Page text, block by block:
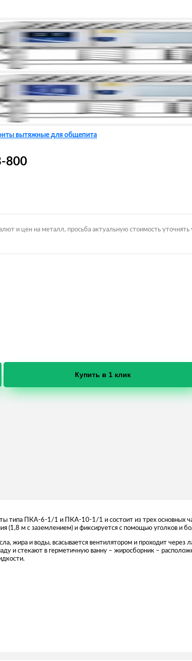
вытяжные для общепита
800
и цен на металл, просьба актуальную стоимость
Купить в 1 клик
типа ПКА-6-1/1 и ПКА-10-1/1 и состоит из трех основных
(1,8 м с заземлением) и фиксируется с помощью уголков и
жира и воды, всасывается вентилятором и проходит
и стекают в герметичную ванну – жиросборник –